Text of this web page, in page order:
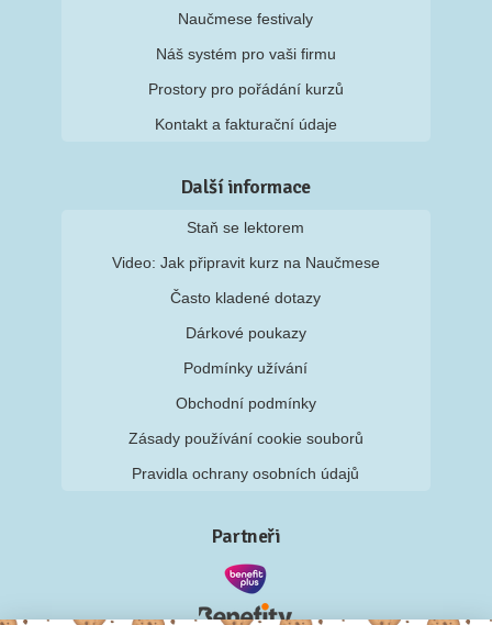
Naučmese festivaly
Náš systém pro vaši firmu
Prostory pro pořádání kurzů
Kontakt a fakturační údaje
Další informace
Staň se lektorem
Video: Jak připravit kurz na Naučmese
Často kladené dotazy
Dárkové poukazy
Podmínky užívání
Obchodní podmínky
Zásady používání cookie souborů
Pravidla ochrany osobních údajů
Partneři